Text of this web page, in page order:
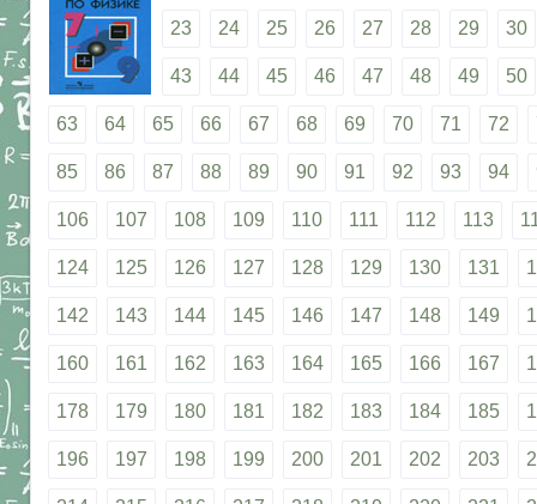
23 24 25 26 27 28 29 30
43 44 45 46 47 48 49 50
63 64 65 66 67 68 69 70 71 72
85 86 87 88 89 90 91 92 93 94
106 107 108 109 110 111 112 113
124 125 126 127 128 129 130 131
142 143 144 145 146 147 148 149
160 161 162 163 164 165 166 167
178 179 180 181 182 183 184 185
196 197 198 199 200 201 202 203